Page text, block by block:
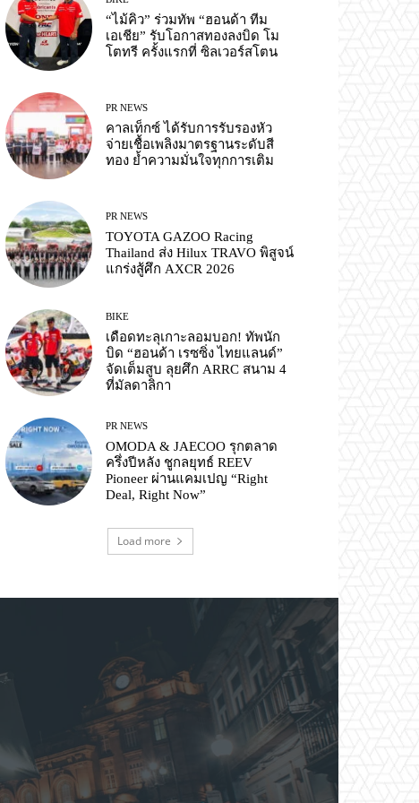
“ไม้คิว” ร่วมทัพ “ฮอนด้า ทีม
เอเชีย” รับโอกาสทองลงบิด โม
โตทรี ครั้งแรกที่ ซิลเวอร์สโตน
PR NEWS
คาลเท็กซ์ ได้รับการรับรองหัว
จ่ายเชื้อเพลิงมาตรฐานระดับสี
ทอง ย้ำความมั่นใจทุกการเติม
PR NEWS
TOYOTA GAZOO Racing
Thailand ส่ง Hilux TRAVO พิสูจน์
แกร่งสู้ศึก AXCR 2026
BIKE
เดือดทะลุเกาะลอมบอก! ทัพนัก
บิด “ฮอนด้า เรซซิ่ง ไทยแลนด์”
จัดเต็มสูบ ลุยศึก ARRC สนาม 4
ที่มัลดาลิกา
PR NEWS
OMODA & JAECOO รุกตลาด
ครึ่งปีหลัง ชูกลยุทธ์ REEV
Pioneer ผ่านแคมเปญ “Right
Deal, Right Now”
Load more